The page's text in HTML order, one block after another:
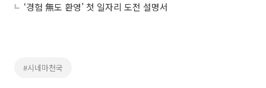
‘경험 無도 환영’ 첫 일자리 도전 설명서
#시네마천국